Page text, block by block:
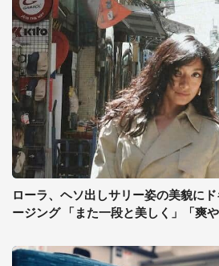
ローラ、ヘソ出しサリー姿の美貌に
ージング 「また一段と美しく」「爽や